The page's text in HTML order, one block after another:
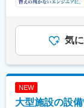
気
NEW
大型施設の設